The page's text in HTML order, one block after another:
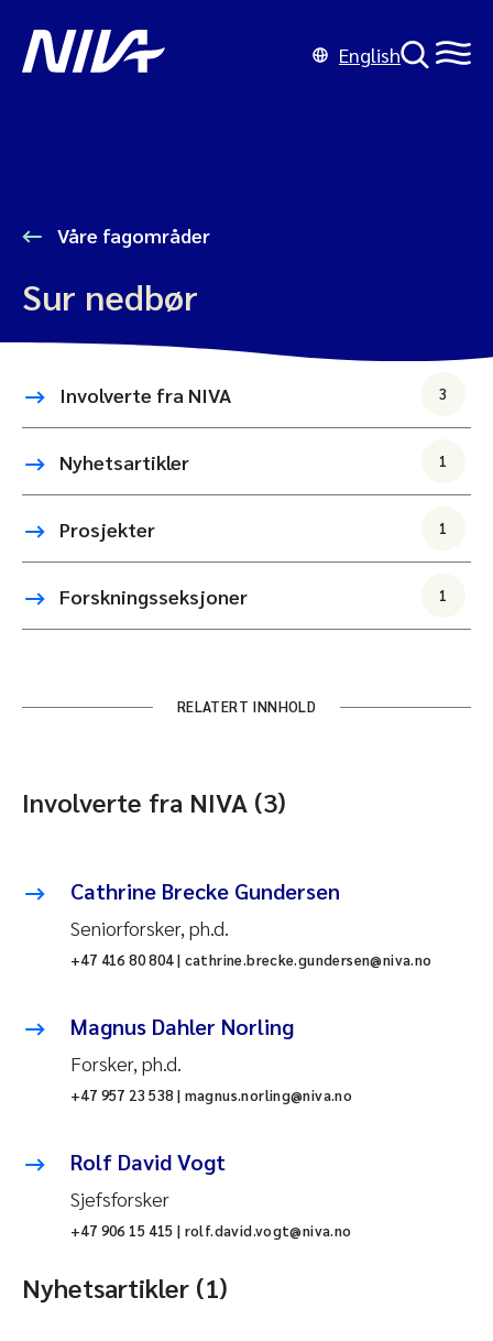
English
Våre fagområder
Sur nedbør
Involverte fra NIVA 3
Nyhetsartikler 1
Prosjekter 1
Forskningsseksjoner 1
RELATERT INNHOLD
Involverte fra NIVA (3)
Cathrine Brecke Gundersen
Seniorforsker, ph.d.
+47 416 80 804 | cathrine.brecke.gundersen@niva.no
Magnus Dahler Norling
Forsker, ph.d.
+47 957 23 538 | magnus.norling@niva.no
Rolf David Vogt
Sjefsforsker
+47 906 15 415 | rolf.david.vogt@niva.no
Nyhetsartikler (1)